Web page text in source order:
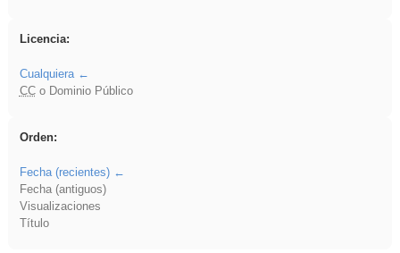
Licencia:
Cualquiera
CCo Dominio Público
Orden:
Fecha (recientes)
Fecha (antiguos)
Visualizaciones
Título